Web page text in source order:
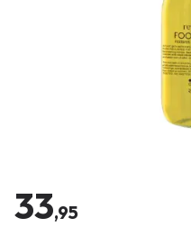
33,95